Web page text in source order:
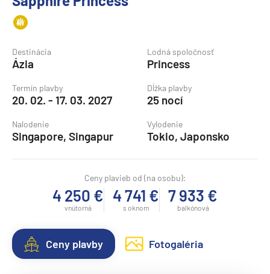
Destinácia
Ázia
Lodná spoločnosť
Princess
Termín plavby
20. 02. - 17. 03. 2027
Dĺžka plavby
25 nocí
Nalodenie
Singapore, Singapur
Vylodenie
Tokio, Japonsko
Ceny plavieb od (na osobu):
4 250 €
vnútorná
4 741 €
s oknom
7 933 €
balkónová
Ceny plavby Fotogaléria